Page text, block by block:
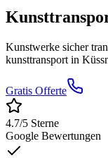
Kunstwerke sicher
kunsttransport in
Gratis Offerte
4.7/5 Sterne
Google Bewertungen